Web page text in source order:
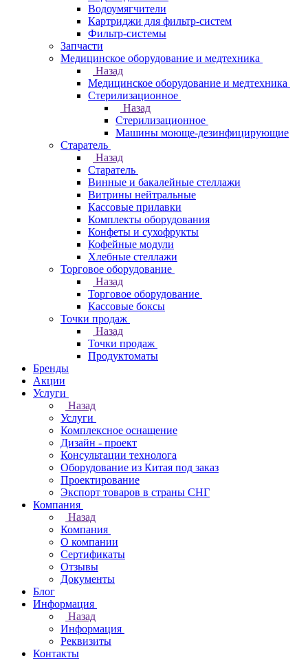
Водоумягчители
Картриджи для фильтр-систем
Фильтр-системы
Запчасти
Медицинское оборудование и медтехника
Назад
Медицинское оборудование и медтехника
Стерилизационное
Назад
Стерилизационное
Машины моюще-дезинфицирующие
Старатель
Назад
Старатель
Винные и бакалейные стеллажи
Витрины нейтральные
Кассовые прилавки
Комплекты оборудования
Конфеты и сухофрукты
Кофейные модули
Хлебные стеллажи
Торговое оборудование
Назад
Торговое оборудование
Кассовые боксы
Точки продаж
Назад
Точки продаж
Продуктоматы
Бренды
Акции
Услуги
Назад
Услуги
Комплексное оснащение
Дизайн - проект
Консультации технолога
Оборудование из Китая под заказ
Проектирование
Экспорт товаров в страны СНГ
Компания
Назад
Компания
О компании
Сертификаты
Отзывы
Документы
Блог
Информация
Назад
Информация
Реквизиты
Контакты